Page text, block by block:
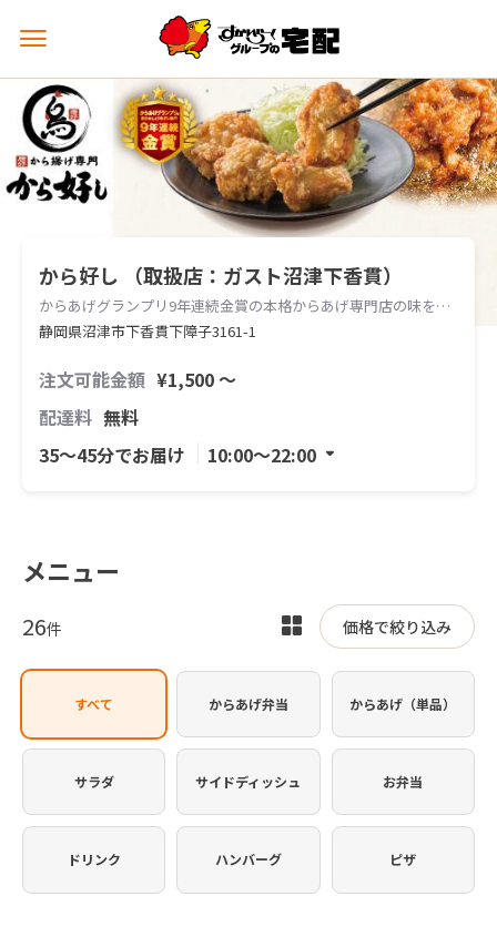
メ
ュ
ー
を
開
く
から好し （取扱店：ガスト沼津下香貫）
からあげグランプリ9年連続金賞の本格からあげ専門店の味をお届けします。
静岡県沼津市下香貫下障子3161-1
注文可能金額 ¥1,500 〜
配達料 無料
35〜45分でお届け
10:00〜22:00
メニュー
26件
表
を
り
価格で絞り込み
すべて からあげ弁当 からあげ（単品）
サラダ サイドディッシュ お弁当
ドリンク ハンバーグ ピザ